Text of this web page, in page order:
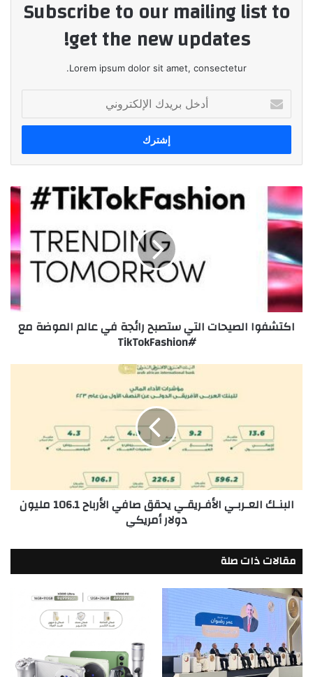
Subscribe to our mailing list to
get the new updates!
Lorem ipsum dolor sit amet, consectetur.
بريدك
الإلكتروني
اكتشفوا
الصيحات
التي
ستصبح
رائجة
في
عالم
الموضة
مع
اكتشفوا الصيحات التي ستصبح رائجة في عالم الموضة مع
#TikTokFashion
دولار
أمريكي
البنـك العـربـي الأفـريقـي يحقق صافي الأرباح 106.1 مليون
دولار أمريكي
مقالات ذات صلة